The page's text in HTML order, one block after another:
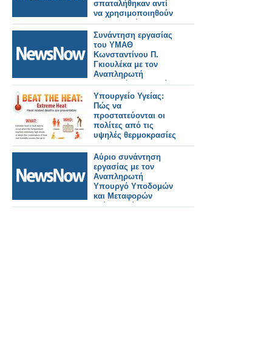
σπαταλήθηκαν αντί
να χρησιμοποιηθούν
για μεταρρύθμιση των
σιδηροδρόμων.
Συνάντηση εργασίας
του ΥΜΑΘ
Κωνσταντίνου Π.
Γκιουλέκα με τον
Αναπληρωτή
Υπουργό Υποδομών
και Μεταφορών
Γιώργο Κώτσηρα.
Υπουργείο Υγείας:
Πώς να
προστατεύονται οι
πολίτες από τις
υψηλές θερμοκρασίες
Αύριο συνάντηση
εργασίας με τον
Αναπληρωτή
Υπουργό Υποδομών
και Μεταφορών
Γιώργο Κώτσηρα θα